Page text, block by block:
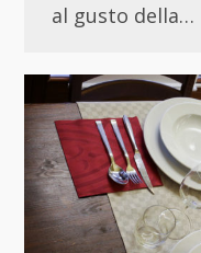
al gusto della…